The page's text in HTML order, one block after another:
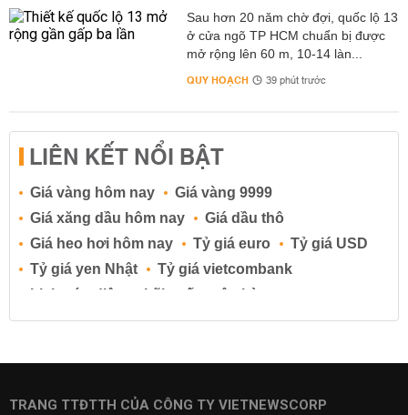
Sau hơn 20 năm chờ đợi, quốc lộ 13
ở cửa ngõ TP HCM chuẩn bị được
mở rộng lên 60 m, 10-14 làn...
QUY HOẠCH 39 phút trước
LIÊN KẾT NỔI BẬT
Giá vàng hôm nay
Giá vàng 9999
Giá xăng dầu hôm nay
Giá dầu thô
Giá heo hơi hôm nay
Tỷ giá euro
Tỷ giá USD
Tỷ giá yen Nhật
Tỷ giá vietcombank
Lịch cúp điện
Lãi suất ngân hàng
Lãi suất tiết kiệm
Lãi suất tiền gửi
Lãi suất ngân hàng BIDV
TRANG TTĐTTH CỦA CÔNG TY VIETNEWSCORP